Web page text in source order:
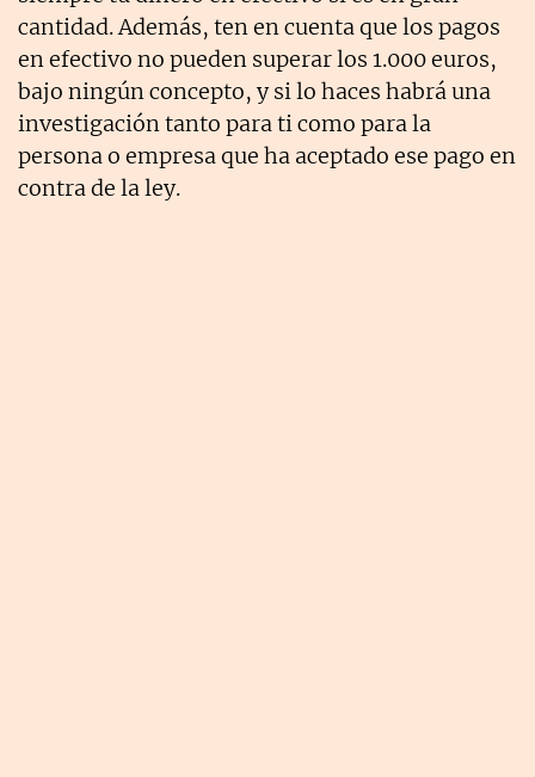
cantidad. Además, ten en cuenta que los pagos
en efectivo no pueden superar los 1.000 euros,
bajo ningún concepto, y si lo haces habrá una
investigación tanto para ti como para la
persona o empresa que ha aceptado ese pago en
contra de la ley.